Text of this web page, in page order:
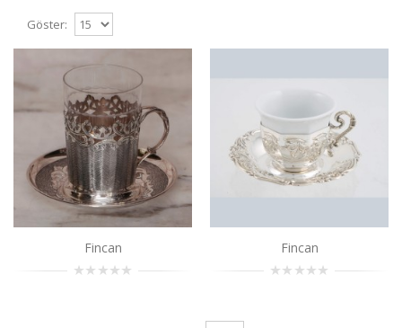
Göster:
Fincan
..
Sepete Ekle
Fincan
..
Fincan Fincan